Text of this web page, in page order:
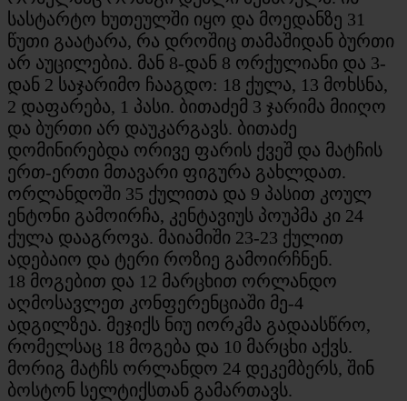
სასტარტო ხუთეულში იყო და მოედანზე 31
წუთი გაატარა, რა დროშიც თამაშიდან ბურთი
არ აუცილებია. მან 8-დან 8 ორქულიანი და 3-
დან 2 საჯარიმო ჩააგდო: 18 ქულა, 13 მოხსნა,
2 დაფარება, 1 პასი. ბითაძემ 3 ჯარიმა მიიღო
და ბურთი არ დაუკარგავს. ბითაძე
დომინირებდა ორივე ფარის ქვეშ და მატჩის
ერთ-ერთი მთავარი ფიგურა გახლდათ.
ორლანდოში 35 ქულითა და 9 პასით კოულ
ენტონი გამოირჩა, კენტავიუს პოუპმა კი 24
ქულა დააგროვა. მაიამიში 23-23 ქულით
ადებაიო და ტერი როზიე გამოირჩნენ.
18 მოგებით და 12 მარცხით ორლანდო
აღმოსავლეთ კონფერენციაში მე-4
ადგილზეა. მეჯიქს ნიუ იორკმა გადაასწრო,
რომელსაც 18 მოგება და 10 მარცხი აქვს.
მორიგ მატჩს ორლანდო 24 დეკემბერს, შინ
ბოსტონ სელტიქსთან გამართავს.